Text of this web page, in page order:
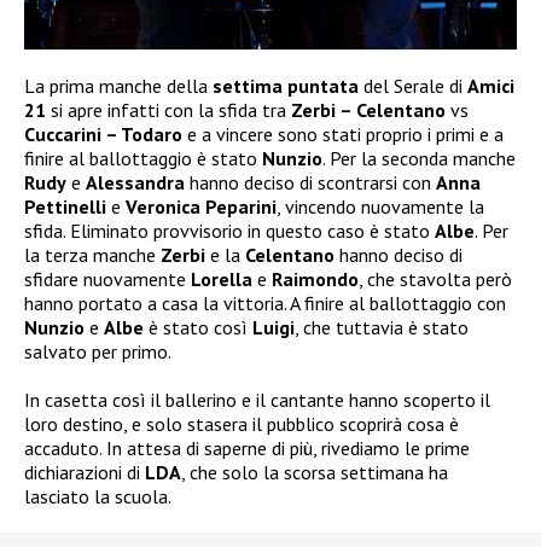
La prima manche della settima puntata del Serale di Amici
21 si apre infatti con la sfida tra Zerbi – Celentano vs
Cuccarini – Todaro e a vincere sono stati proprio i primi e a
finire al ballottaggio è stato Nunzio. Per la seconda manche
Rudy e Alessandra hanno deciso di scontrarsi con Anna
Pettinelli e Veronica Peparini, vincendo nuovamente la
sfida. Eliminato provvisorio in questo caso è stato Albe. Per
la terza manche Zerbi e la Celentano hanno deciso di
sfidare nuovamente Lorella e Raimondo, che stavolta però
hanno portato a casa la vittoria. A finire al ballottaggio con
Nunzio e Albe è stato così Luigi, che tuttavia è stato
salvato per primo.
In casetta così il ballerino e il cantante hanno scoperto il
loro destino, e solo stasera il pubblico scoprirà cosa è
accaduto. In attesa di saperne di più, rivediamo le prime
dichiarazioni di LDA, che solo la scorsa settimana ha
lasciato la scuola.